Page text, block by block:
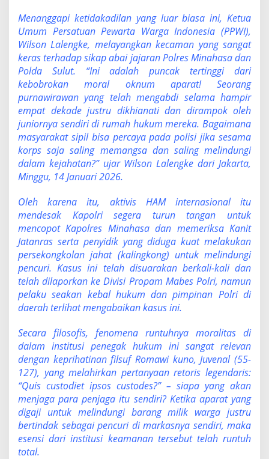
i
a
r
k
a
S
e
n
d
i
i
Menanggapi ketidakadilan yang luar biasa ini, Ketua
Umum Persatuan Pewarta Warga Indonesia (PPWI),
Wilson Lalengke, melayangkan kecaman yang sangat
keras terhadap sikap abai jajaran Polres Minahasa dan
Polda Sulut. “Ini adalah puncak tertinggi dari
kebobrokan moral oknum aparat! Seorang
purnawirawan yang telah mengabdi selama hampir
empat dekade justru dikhianati dan dirampok oleh
juniornya sendiri di rumah hukum mereka. Bagaimana
masyarakat sipil bisa percaya pada polisi jika sesama
korps saja saling memangsa dan saling melindungi
dalam kejahatan?” ujar Wilson Lalengke dari Jakarta,
Minggu, 14 Januari 2026.
Oleh karena itu, aktivis HAM internasional itu
mendesak Kapolri segera turun tangan untuk
mencopot Kapolres Minahasa dan memeriksa Kanit
Jatanras serta penyidik yang diduga kuat melakukan
persekongkolan jahat (kalingkong) untuk melindungi
pencuri. Kasus ini telah disuarakan berkali-kali dan
telah dilaporkan ke Divisi Propam Mabes Polri, namun
pelaku seakan kebal hukum dan pimpinan Polri di
daerah terlihat mengabaikan kasus ini.
Secara filosofis, fenomena runtuhnya moralitas di
dalam institusi penegak hukum ini sangat relevan
dengan keprihatinan filsuf Romawi kuno, Juvenal (55-
127), yang melahirkan pertanyaan retoris legendaris:
“Quis custodiet ipsos custodes?” – siapa yang akan
menjaga para penjaga itu sendiri? Ketika aparat yang
digaji untuk melindungi barang milik warga justru
bertindak sebagai pencuri di markasnya sendiri, maka
esensi dari institusi keamanan tersebut telah runtuh
total.